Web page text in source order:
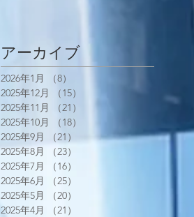
アーカイブ
2026年1月 （8）
2025年12月
（15）
2025年11月
（21）
2025年10月
（18）
2025年9月
（21）
21件の記事
2025年8月
（23）
2025年7月
（16）
2025年6月
（25）
2025年5月
（20）
2025年4月
（21）